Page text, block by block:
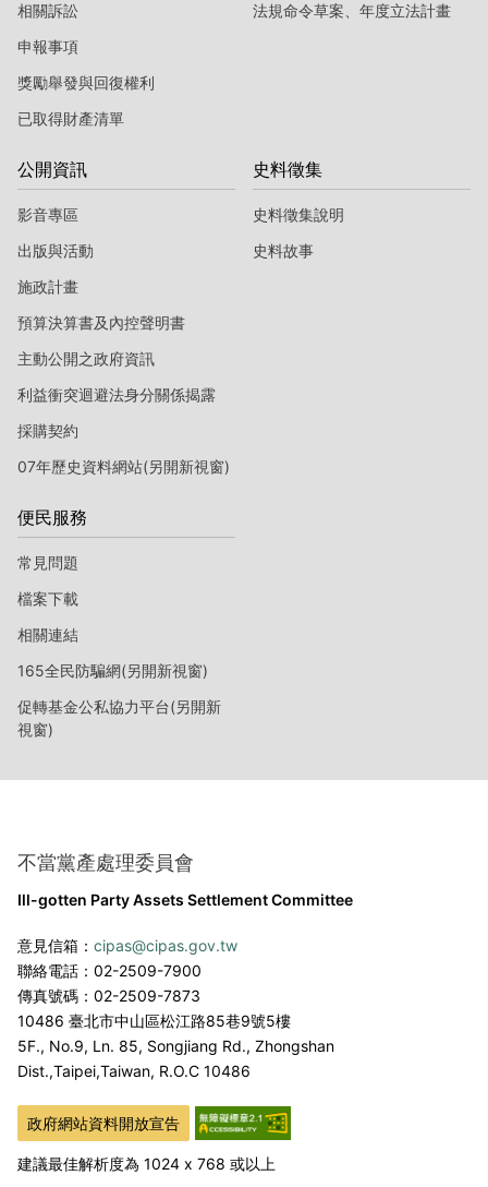
相關訴訟
申報事項
獎勵舉發與回復權利
已取得財產清單
法規命令草案、年度立法計畫
公開資訊
影音專區
出版與活動
施政計畫
預算決算書及內控聲明書
主動公開之政府資訊
利益衝突迴避法身分關係揭露
採購契約
07年歷史資料網站(另開新視窗)
史料徵集
史料徵集說明
史料故事
便民服務
常見問題
檔案下載
相關連結
165全民防騙網(另開新視窗)
促轉基金公私協力平台(另開新
視窗)
不當黨產處理委員會
Ill-gotten Party Assets Settlement Committee
意見信箱： cipas@cipas.gov.tw
聯絡電話：02-2509-7900
傳真號碼：02-2509-7873
10486 臺北市中山區松江路85巷9號5樓
5F., No.9, Ln. 85, Songjiang Rd., Zhongshan
Dist.,Taipei,Taiwan, R.O.C 10486
政府網站資料開放宣告
建議最佳解析度為 1024 x 768 或以上